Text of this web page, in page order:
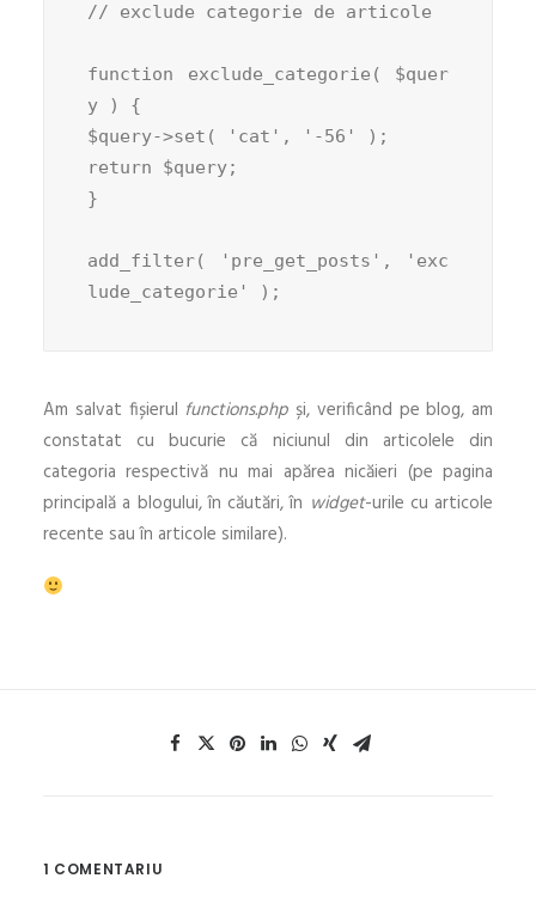
// exclude categorie de articole
function exclude_categorie( $quer
y ) {
$query->set( 'cat', '-56' );
return $query;
}
add_filter( 'pre_get_posts', 'exc
Am salvat fișierul functions.php și, verificând pe blog, am
constatat cu bucurie că niciunul din articolele din
categoria respectivă nu mai apărea nicăieri (pe pagina
principală a blogului, în căutări, în widget-urile cu articole
recente sau în articole similare).
1 COMENTARIU